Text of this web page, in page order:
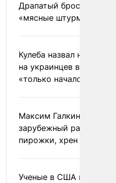
Драпатый бросил
«мясные штурмы»
Кулеба назвал
на украинцев в Польше
«только началом»
Максим Галкин
зарубежный райдер
пирожки, хрен и морс
Ученые в США назвали